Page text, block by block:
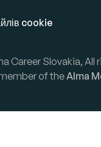
cookie
Career Slovakia, All
of theAlma